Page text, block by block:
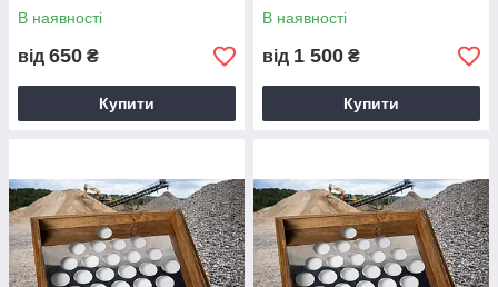
В наявності
від 650 ₴
Купити
В наявності
від 1 500 ₴
Купити